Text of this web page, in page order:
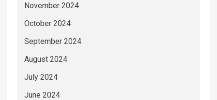
November 2024
October 2024
September 2024
August 2024
July 2024
June 2024